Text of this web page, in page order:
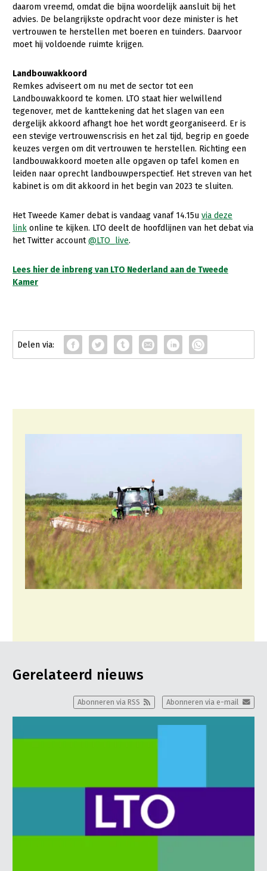
Vakgroepbestuurders
Pers
Contact
daarom vreemd, omdat die bijna woordelijk aansluit bij het
advies. De belangrijkste opdracht voor deze minister is het
vertrouwen te herstellen met boeren en tuinders. Daarvoor
moet hij voldoende ruimte krijgen.
Landbouwakkoord
Remkes adviseert om nu met de sector tot een
Landbouwakkoord te komen. LTO staat hier welwillend
tegenover, met de kanttekening dat het slagen van een
dergelijk akkoord afhangt hoe het wordt georganiseerd. Er is
een stevige vertrouwenscrisis en het zal tijd, begrip en goede
keuzes vergen om dit vertrouwen te herstellen. Richting een
landbouwakkoord moeten alle opgaven op tafel komen en
leiden naar oprecht landbouwperspectief. Het streven van het
kabinet is om dit akkoord in het begin van 2023 te sluiten.
Het Tweede Kamer debat is vandaag vanaf 14.15u via deze
link online te kijken. LTO deelt de hoofdlijnen van het debat via
het Twitter account@LTO_live.
Lees hier de inbreng van LTO Nederland aan de Tweede
Kamer
Gerelateerd nieuws
Abonneren via e-mail
Abonneren via RSS